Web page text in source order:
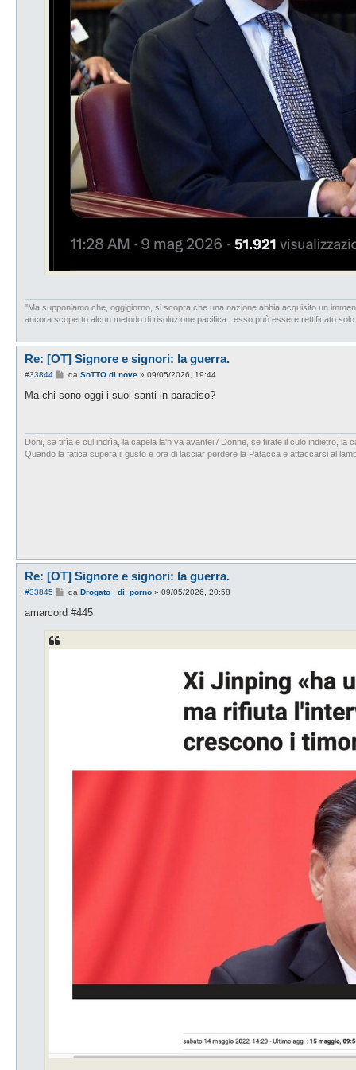
"Ma supponiamo che, oggigiorno, si scopra che una nazione abbia acquisito un
ancora scoperto alcun metodo di risoluzione pacifica...esso può essere rettificato
Re: [OT] Signore e signori: la guerra.
#33844
M
s
i
o
da SoTTO di nove» 09/05/2026, 19:44
Ma chi sono oggi i suoi santi in paradiso?
Dòni, sa tirìa e cul indrìa, la capela la'n va avantei / Donne, se tirate il culo indietro, la
Quando la fatica supera il gusto e ora di lasciar perdere la Patacca e attaccarsi al
Re: [OT] Signore e signori: la guerra.
#33845
M
s
a
g
da Drogato_ di_porno» 09/05/2026, 20:58
amarcord #445